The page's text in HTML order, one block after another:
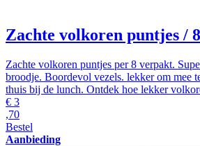
Zachte volkoren puntjes /
Zachte volkoren puntjes per 8 verpakt.
broodje. Boordevol vezels. lekker om mee
thuis bij de lunch. Ontdek hoe lekker
€ 3
,70
Bestel
Aanbieding